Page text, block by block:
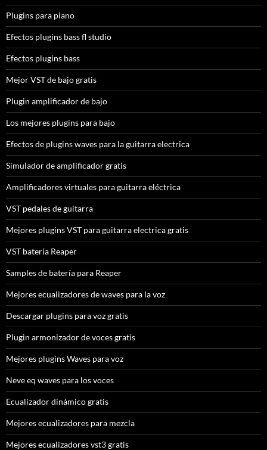
Plugins para piano
Efectos plugins bass fl studio
Efectos plugins bass
Mejor VST de bajo gratis
Plugin amplificador de bajo
Los mejores plugins para bajo
Efectos de plugins waves para la guitarra electrica
Simulador de amplificador gratis
Amplificadores virtuales para guitarra eléctrica
VST pedales de guitarra
Mejores plugins VST para guitarra electrica gratis
VST batería Reaper
Samples de batería para Reaper
Mejores ecualizadores de waves para la voz
Descargar plugins para voz gratis
Plugin armonizador de voces gratis
Mejores plugins Waves para voz
Neve eq waves para los voces
Ecualizador dinámico gratis
Mejores ecualizadores para mezcla
Mejores ecualizadores vst3 gratis